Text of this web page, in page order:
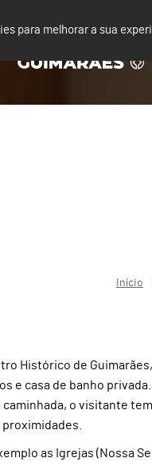
para melhorar a sua
Início
Histórico de
e casa de banho privada.
caminhada, o visitante
as Igrejas (Nossa